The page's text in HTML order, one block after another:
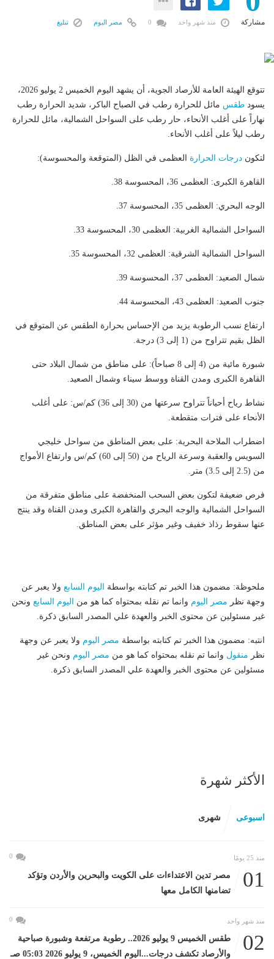
مشاركة منذ شهر واحد مصر اليوم تبليغ
تتوقع الهيئة العامة للأرصاد الجوية، أن يشهد اليوم الخميس 2 يوليو 2026،
يسود طقس مائل للحرارة رطب في الصباح الباكر، شديد الحرارة رطب
نهاراً على أغلب الأنحاء، حار رطب على السواحل الشمالية، مائل للحرارة
رطب ليلاً على أغلب الأنحاء.
​لتكون درجات الحرارة العظمى في الظل (المتوقعة والمحسوسة):
القاهرة الكبرى: العظمى 36، المحسوسة 38.
الوجه البحري: العظمى 35، المحسوسة 37.
السواحل الشمالية الغربية: العظمى 30، المحسوسة 33.
السواحل الشمالية الشرقية: العظمى 32، المحسوسة 35.
شمال الصعيد: العظمى 37، المحسوسة 39.
جنوب الصعيد: العظمى 43، المحسوسة 44.
​ارتفاع نسب الرطوبة يزيد من الإحساس بحرارة الطقس عن المتوقع في
الظل بقيم تتراوح من (1 إلى 3) درجة.
​شبورة مائية من (4 إلى 8 صباحاً): على مناطق من شمال البلاد حتى
القاهرة الكبرى ومدن القناة ووسط سيناء وشمال الصعيد.
​نشاط رياح أحياناً تتراوح سرعتها من (30 إلى 36) كم/س: على أغلب
الأنحاء على فترات متقطعة.
​اضطراب الملاحة البحرية: على بعض المناطق من سواحل خليجي
السويس والعقبة وسرعة الرياح من (50 إلى 60) كم/س وارتفاع الأمواج
من (2.5 إلى 3.5) متر.
​فرص ضعيفة لتكون بعض السحب المنخفضة على مناطق متفرقة من
السواحل الشمالية والوجه البحري والقاهرة الكبرى ومدن القناة وقد ينتج
عنها سقوط رذاذ خفيف وغير مؤثر على بعض المناطق.
ملحوظة: مضمون هذا الخبر تم كتابته بواسطة اليوم السابع ولا يعبر عن
وجهة نظر مصر اليوم وانما تم نقله بمحتواه كما هو من اليوم السابع ونحن
غير مسئولين عن محتوى الخبر والعهدة علي المصدر السابق ذكرة.
انتبه: مضمون هذا الخبر تم كتابته بواسطة مصر اليوم ولا يعبر عن وجهة
نظر منقول وانما تم نقله بمحتواه كما هو من مصر اليوم ونحن غير
مسئولين عن محتوى الخبر والعهدة علي المصدر السابق ذكرة.
الأكثر شهرة
اسبوعى شهرى
منذ 25 يومًا 0
01
مصر تدين الاعتداءات على الكويت والبحرين والأردن وتؤكد
تضامنها الكامل معها
منذ شهر واحد 0
02
طقس الخميس 9 يوليو 2026.. رطوبة مرتفعة وشبورة صباحية
والأرصاد تكشف درجات...اليوم الخميس، 9 يوليو 2026 05:03 صـ